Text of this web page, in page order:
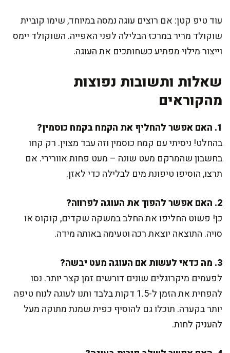
עוד טיפ קטן: אם רוצים עוגה נמסה במיוחד, שימו קוביית
שוקולד מריר במרכז הבלילה לפני האפייה. השוקולד יימס
וייצור מילוי מפתיע כשחותכים את העוגה.
שאלות ותשובות נפוצות
מהקוראים
1. האם אפשר להחליף את הקמח בקמח כוסמין?
בהחלט! ניסיתי עם קמח כוסמין וזה עבד מצוין. רק קחו
בחשבון שהמרקם מעט שונה – מעט פחות אוורירי. אם
תרצו, הוסיפו טיפונת מים לבלילה כדי לאזן.
2. האם אפשר להפוך את העוגה לפרווה?
כן! פשוט החליפו את החלב במשקה שקדים, קוקוס או
סויה. התוצאה יוצאת רכה וטעימה באותה מידה.
3. מה כדאי לעשות אם העוגה מעט יבשה?
לפעמים מיקרוגלים שונים דורשים זמן קצר יותר. נסו
להפחית את הזמן ל-1.5 דקות בלבד ותנו לעוגה לנוח טיפה
יותר בקערה. תוכלו גם להוסיף כפית שמנת מתוקה מעל
להעניק לחות.